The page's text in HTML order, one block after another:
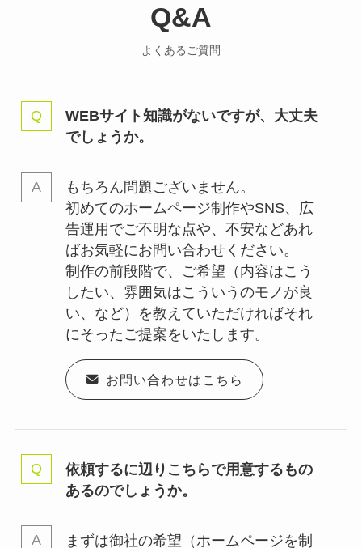
Q&A
よくあるご質問
WEBサイト知識がないですが、大丈夫
でしょうか。
もちろん問題ございません。
初めてのホームページ制作やSNS、広
告運用でご不明な点や、不安などあれ
ばお気軽にお問い合わせください。
制作の前段階で、ご希望（内容はこう
したい、雰囲気はこういうのモノが良
い、など）を教えていただければそれ
にそったご提案をいたします。
お問い合わせはこちら
依頼するに辺りこちらで用意するもの
あるのでしょうか。
まずは御社の希望（ホームページを制